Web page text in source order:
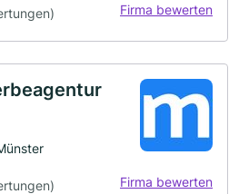
Firma bewerten
Firma bewerten